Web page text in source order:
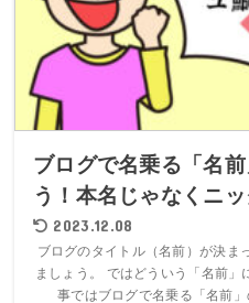
ブログで名乗る「名
う！本名じゃなくニ
2023.12.08
ブログのタイトル（名前）が決ま
ましょう。 ではどういう「名前
事ではブログで名乗る「名前